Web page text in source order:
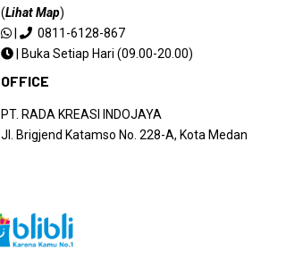
(Lihat Map)
|
0811-6128-867
|
Buka Setiap Hari (09.00-20.00)
OFFICE
PT. RADA KREASI INDOJAYA
Jl. Brigjend Katamso No. 228-A, Kota Medan